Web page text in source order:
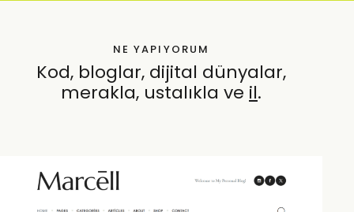
NE YAPIYORUM
Kod, bloglar, dijital dünyalar,
merakla, ustalıkla veözenle